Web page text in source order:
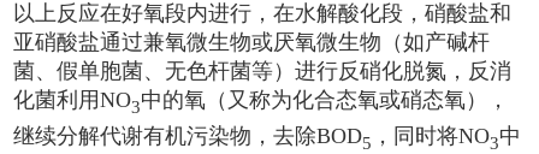
以上反应在好氧段内进行，在水解酸化段，硝酸盐和
亚硝酸盐通过兼氧微生物或厌氧微生物（如产碱杆
菌、假单胞菌、无色杆菌等）进行反硝化脱氮，反消
化菌利用NO3中的氧（又称为化合态氧或硝态氧），
继续分解代谢有机污染物，去除BOD5 ，同时将NO3中